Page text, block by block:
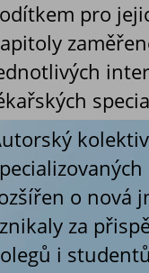
pro
o nová
za
i